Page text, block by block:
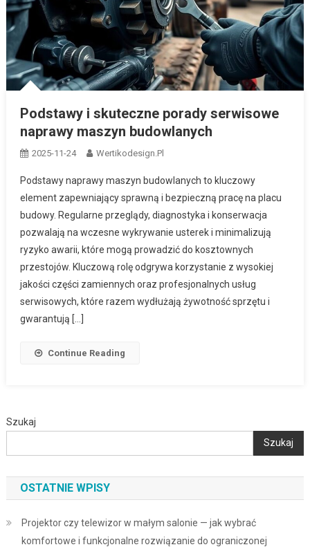
Podstawy i skuteczne porady serwisowe
naprawy maszyn budowlanych
2025-11-24 Wertikodesign.pl
Podstawy naprawy maszyn budowlanych to kluczowy
element zapewniający sprawną i bezpieczną pracę na placu
budowy. Regularne przeglądy, diagnostyka i konserwacja
pozwalają na wczesne wykrywanie usterek i minimalizują
ryzyko awarii, które mogą prowadzić do kosztownych
przestojów. Kluczową rolę odgrywa korzystanie z wysokiej
jakości części zamiennych oraz profesjonalnych usług
serwisowych, które razem wydłużają żywotność sprzętu i
gwarantują […]
Continue Reading
Szukaj
Szukaj
OSTATNIE WPISY
Projektor czy telewizor w małym salonie — jak wybrać
komfortowe i funkcjonalne rozwiązanie do ograniczonej